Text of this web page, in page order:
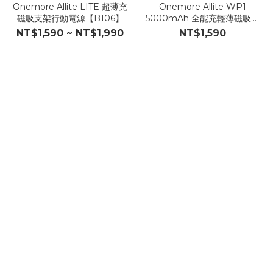
Onemore Allite LITE 超薄充
磁吸支架行動電源【B106】
NT$1,590 ~ NT$1,990
Onemore Allite WP1
5000mAh 全能充輕薄磁吸行
動電源【B105】
NT$1,590